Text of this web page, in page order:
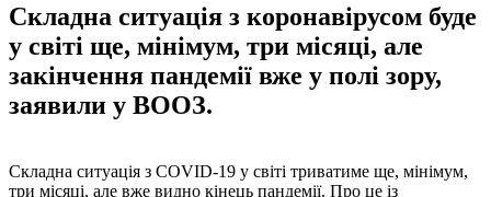
Складна ситуація з коронавірусом буде
у світі ще, мінімум, три місяці, але
закінчення пандемії вже у полі зору,
заявили у ВООЗ.
Складна ситуація з COVID-19 у світі триватиме ще, мінімум,
три місяці, але вже видно кінець пандемії. Про це із